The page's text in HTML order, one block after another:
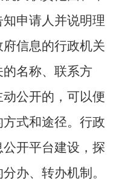
申请人并说明理
信息的行政机关
名称、联系方
公开的，可以便
式和途径。行政
开平台建设，探
办、转办机制。